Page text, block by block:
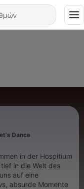
Dance
in die Welt des
auf eine
absurde Momente